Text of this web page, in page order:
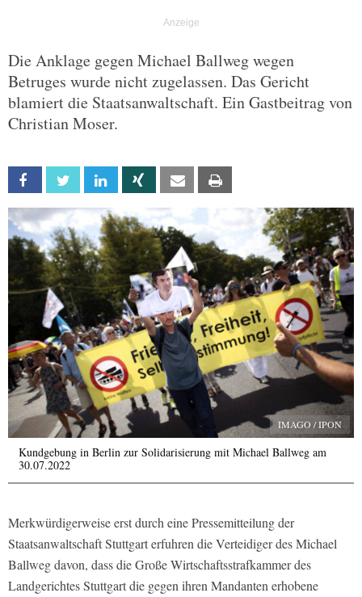
Die Anklage gegen Michael Ballweg wegen
Betruges wurde nicht zugelassen. Das Gericht
blamiert die Staatsanwaltschaft. Ein Gastbeitrag von
Christian Moser.
Facebook Twitter Linkedin Xing Email
IMAGO / IPON
Kundgebung in Berlin zur Solidarisierung mit Michael Ballweg am
30.07.2022
Merkwürdigerweise erst durch eine Pressemitteilung der
Staatsanwaltschaft Stuttgart erfuhren die Verteidiger des Michael
Ballweg davon, dass die Große Wirtschaftsstrafkammer des
Landgerichtes Stuttgart die gegen ihren Mandanten erhobene